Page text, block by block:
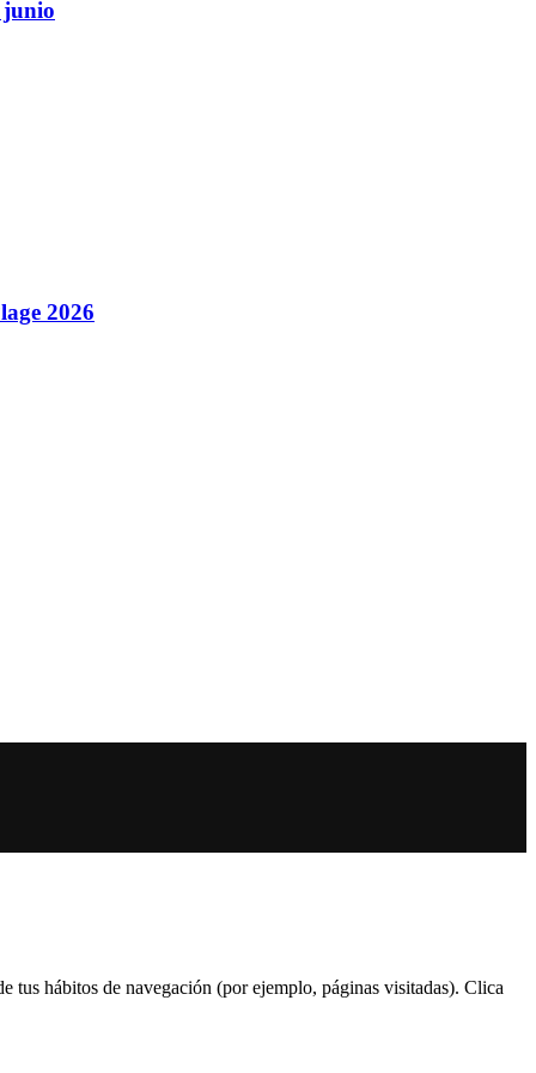
junio
2026
tus hábitos de navegación (por ejemplo, páginas visitadas). Clica